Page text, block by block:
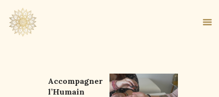
ACCUEIL
Accompagner
l’Humain